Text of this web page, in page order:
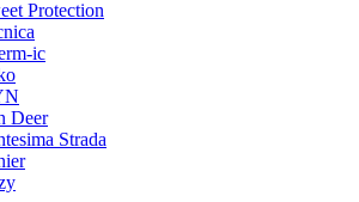
Protection
ic
Deer
Strada